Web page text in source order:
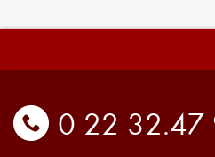
0 22 32.47